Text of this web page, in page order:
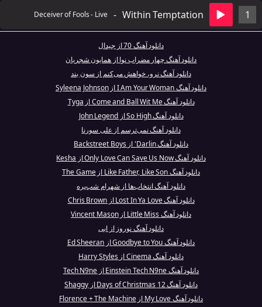
1
Within Temptation
-
Deceiver of Fools - Live
دانلود آهنگ 70 از جیدال
دانلود آهنگ چهار مضراب نوا از همایون شجریان
دانلود آهنگ نرو، خواهش می‌کنم از سون بند
دانلود آهنگ I Am Your Woman از Syleena Johnson
دانلود آهنگ Come and Ball Wit Me از Tyga
دانلود آهنگ So High از John Legend
دانلود آهنگ نمی‌ترسم از علی سورنا
دانلود آهنگ Darlin' از Backstreet Boys
دانلود آهنگ Only Love Can Save Us Now از Kesha
دانلود آهنگ Like Father, Like Son از The Game
دانلود آهنگ انتخاب‌ها از شهرام شب‌پره
دانلود آهنگ Lost In Ya Love از Chris Brown
دانلود آهنگ Little Miss از Vincent Mason
دانلود آهنگ نوروز از ابی
دانلود آهنگ Goodbye to You از Ed Sheeran
دانلود آهنگ Cinema از Harry Styles
دانلود آهنگ Einstein Tech N9ne از Tech N9ne
دانلود آهنگ 12 Days of Christmas از Shaggy
دانلود آهنگ My Love از Florence + The Machine